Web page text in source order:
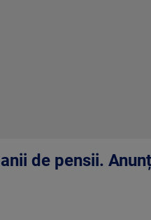
de pensii.